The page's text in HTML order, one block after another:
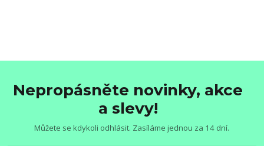
Nepropásněte novinky, akce
a slevy!
Můžete se kdykoli odhlásit. Zasíláme jednou za 14 dní.